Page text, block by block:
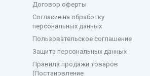
Договор оферты
Согласие на обработку
персональных данных
Пользовательское соглашение
Защита персональных данных
Правила продажи товаров
(Постановление